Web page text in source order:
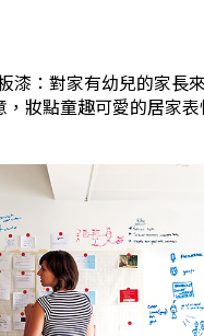
漆：對家有幼兒的家長
，妝點童趣可愛的居家